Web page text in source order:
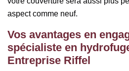
aspect comme neuf.
Vos avantages en
spécialiste en
Entreprise Riffel